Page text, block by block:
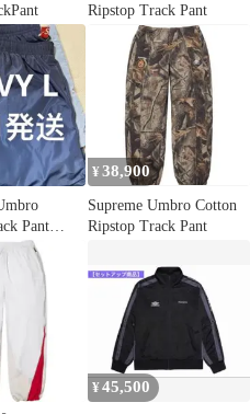
Ripstop Track Pant
Pant
¥ 38,900
Supreme Umbro Cotton
Ripstop Track Pant
¥45,500